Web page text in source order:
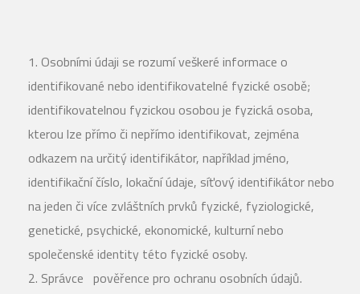
Osobními údaji se rozumí veškeré informace o
identifikované nebo identifikovatelné fyzické osobě;
identifikovatelnou fyzickou osobou je fyzická osoba,
kterou lze přímo či nepřímo identifikovat, zejména
odkazem na určitý identifikátor, například jméno,
identifikační číslo, lokační údaje, síťový identifikátor nebo
na jeden či více zvláštních prvků fyzické, fyziologické,
genetické, psychické, ekonomické, kulturní nebo
společenské identity této fyzické osoby.
Správce pověřence pro ochranu osobních údajů.